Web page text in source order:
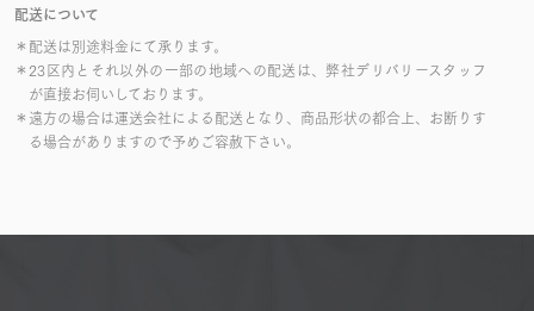
配送について
＊配送は別途料金にて承ります。
＊23区内とそれ以外の一部の地域への配送は、弊社デリバリースタッフ
が直接お伺いしております。
＊遠方の場合は運送会社による配送となり、商品形状の都合上、お断りす
る場合がありますので予めご容赦下さい。